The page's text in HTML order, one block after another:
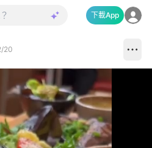
下載App
20